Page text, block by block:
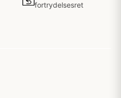
fortrydelsesret